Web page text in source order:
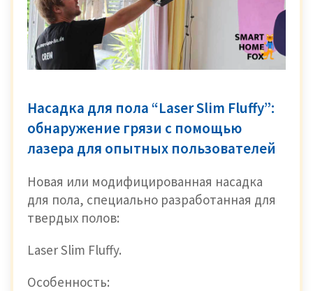
Насадка для пола “Laser Slim Fluffy”:
обнаружение грязи с помощью
лазера для опытных пользователей
Новая или модифицированная насадка
для пола, специально разработанная для
твердых полов:
Laser Slim Fluffy.
Особенность: